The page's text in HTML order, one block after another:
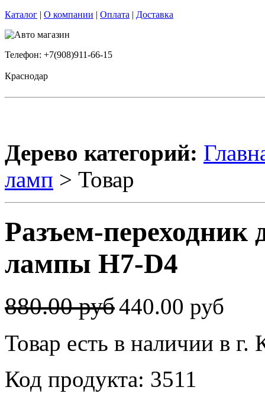
Каталог | О компании | Оплата | Доставка
Телефон: +7(908)911-66-15
Краснодар
Дерево категорий:
ламп > Товар
Разъем-переходник
лампы H7-D4
880.00 руб440.00 руб
Товар есть в наличии в г.
Код продукта: 3511